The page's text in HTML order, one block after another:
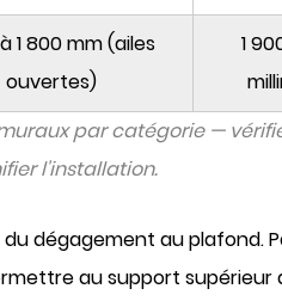
1 800 mm (ailes
ouvertes)
1
par catégorie —
l'installation.
dégagement au plafond.
au support